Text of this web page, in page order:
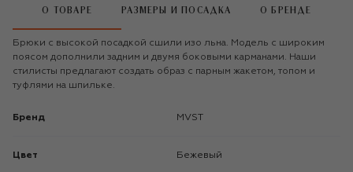
О ТОВАРЕ РАЗМЕРЫ И ПОСАДКА О БРЕНДЕ
Брюки с высокой посадкой сшили изо льна. Модель с широким
поясом дополнили задним и двумя боковыми карманами. Наши
стилисты предлагают создать образ с парным жакетом, топом и
туфлями на шпильке.
Бренд MVST
Цвет Бежевый